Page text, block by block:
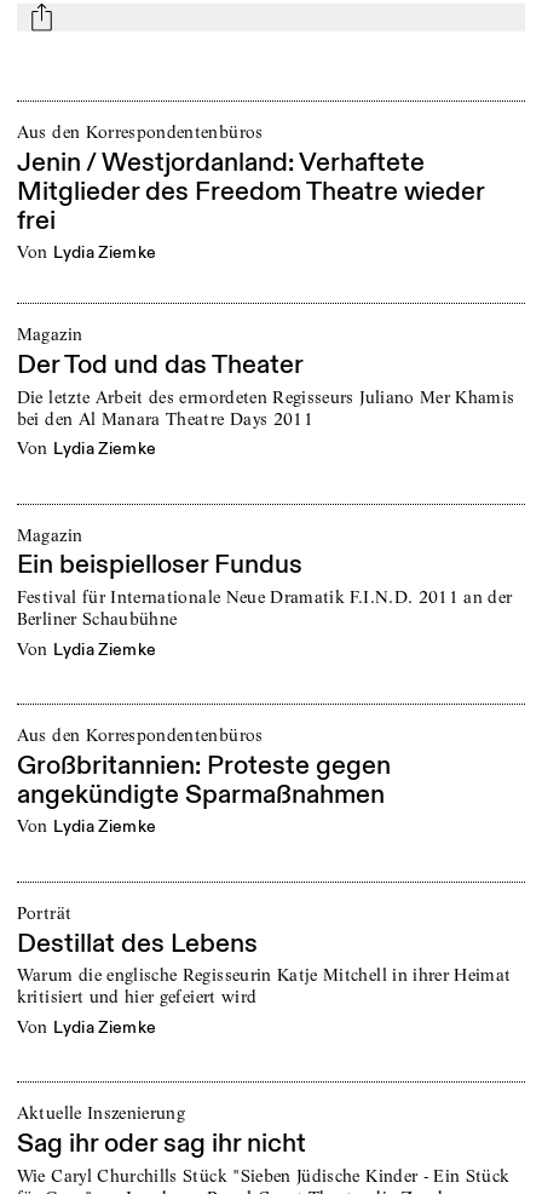
mail
Aus den Korrespondentenbüros
Jenin / Westjordanland: Verhaftete
Mitglieder des Freedom Theatre wieder
frei
von Lydia Ziemke
Magazin
Der Tod und das Theater
Die letzte Arbeit des ermordeten Regisseurs Juliano Mer Khamis
bei den Al Manara Theatre Days 2011
von Lydia Ziemke
Magazin
Ein beispielloser Fundus
Festival für Internationale Neue Dramatik F.I.N.D. 2011 an der
Berliner Schaubühne
von Lydia Ziemke
Aus den Korrespondentenbüros
Großbritannien: Proteste gegen
angekündigte Sparmaßnahmen
von Lydia Ziemke
Porträt
Destillat des Lebens
Warum die englische Regisseurin Katje Mitchell in ihrer Heimat
kritisiert und hier gefeiert wird
von Lydia Ziemke
Aktuelle Inszenierung
Sag ihr oder sag ihr nicht
Wie Caryl Churchills Stück "Sieben Jüdische Kinder - Ein Stück